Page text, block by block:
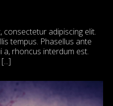
adipiscing elit.
tempus. Phasellus ante
a, rhoncus interdum est.